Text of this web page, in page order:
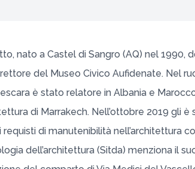
nato a Castel di Sangro (AQ) nel 1990,
del Museo Civico Aufidenate. Nel
è stato relatore in Albania e
di Marrakech. Nell’ottobre 2019 gli
di manutenibilità nell’architettura
dell’architettura (Sitda) menziona il